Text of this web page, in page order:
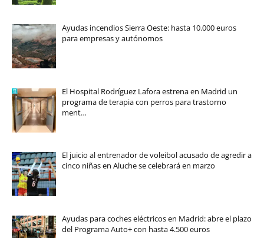
Ayudas incendios Sierra Oeste: hasta 10.000 euros
para empresas y autónomos
El Hospital Rodríguez Lafora estrena en Madrid un
programa de terapia con perros para trastorno
ment…
El juicio al entrenador de voleibol acusado de agredir a
cinco niñas en Aluche se celebrará en marzo
Ayudas para coches eléctricos en Madrid: abre el plazo
del Programa Auto+ con hasta 4.500 euros